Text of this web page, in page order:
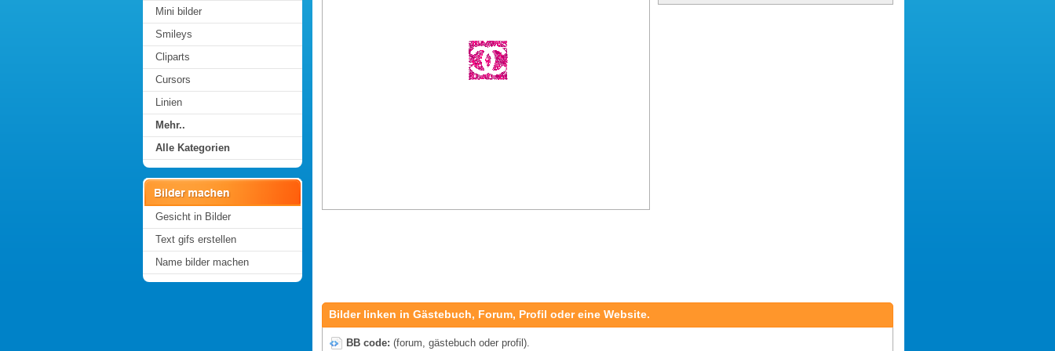
Mini bilder
Smileys
Cliparts
Cursors
Linien
Mehr..
Alle Kategorien
Gesicht in Bilder
Text gifs erstellen
Name bilder machen
Bilder linken in Gästebuch, Forum, Profil oder eine Website.
BB code: (forum, gästebuch oder profil).